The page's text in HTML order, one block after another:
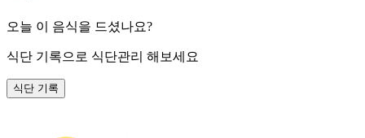
오늘 이 음식을 드셨나요?
식단 기록으로 식단관리 해보세요
식단 기록